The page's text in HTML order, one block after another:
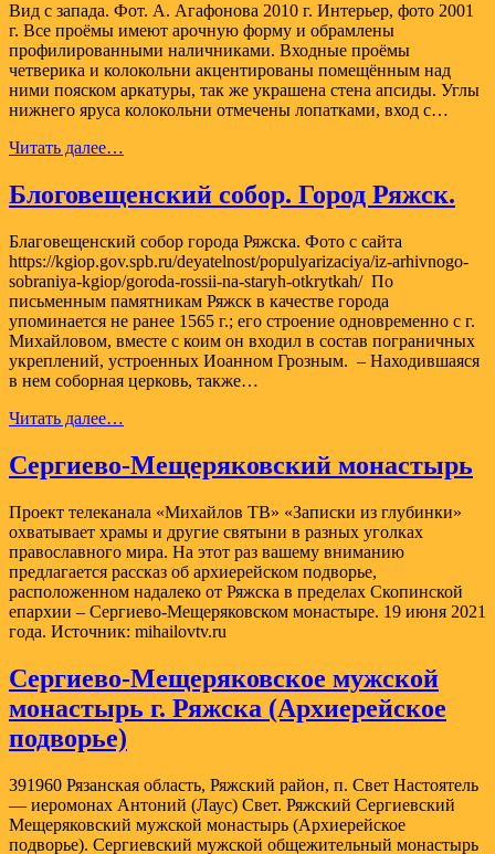
района
Вид с запада. Фот. А. Агафонова 2010 г. Интерьер, фото 2001
г. Все проёмы имеют арочную форму и обрамлены
профилированными наличниками. Входные проёмы
четверика и колокольни акцентированы помещённым над
ними пояском аркатуры, так же украшена стена апсиды. Углы
нижнего яруса колокольни отмечены лопатками, вход с…
Читать далее…
Гай,
Рождественское,
Ряжский
у.)
Церковь
Рождества
Христова.
Блоговещенский собор. Город Ряжск.
Благовещенский собор города Ряжска. Фото с сайта
https://kgiop.gov.spb.ru/deyatelnost/populyarizaciya/iz-arhivnogo-
sobraniya-kgiop/goroda-rossii-na-staryh-otkrytkah/ По
письменным памятникам Ряжск в качестве города
упоминается не ранее 1565 г.; его строение одновременно с г.
Михайловом, вместе с коим он входил в состав пограничных
укреплений, устроенных Иоанном Грозным. – Находившаяся
в нем соборная церковь, также…
Читать далее…
Город
Ряжск.
Сергиево-Мещеряковский монастырь
Проект телеканала «Михайлов ТВ» «Записки из глубинки»
охватывает храмы и другие святыни в разных уголках
православного мира. На этот раз вашему вниманию
предлагается рассказ об архиерейском подворье,
расположенном надалеко от Ряжска в пределах Скопинской
епархии – Сергиево-Мещеряковском монастыре. 19 июня 2021
года. Источник: mihailovtv.ru
Сергиево-Мещеряковское мужской
монастырь г. Ряжска (Архиерейское
подворье)
391960 Рязанская область, Ряжский район, п. Свет Настоятель
— иеромонах Антоний (Лаус) Свет. Ряжский Сергиевский
Мещеряковский мужской монастырь (Архиерейское
подворье). Сергиевский мужской общежительный монастырь